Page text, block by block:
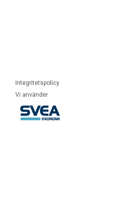
Integritetspolicy
Vi använder